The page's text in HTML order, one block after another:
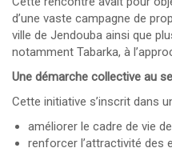
d’une vaste campagne de
ville de Jendouba ainsi que
notamment Tabarka, à
Une démarche collective au
Cette initiative s’inscrit dans
améliorer le cadre de vie
renforcer l’attractivité des